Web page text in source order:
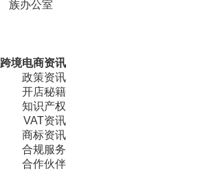
族办公室
跨境电商资讯
政策资讯
开店秘籍
知识产权
VAT资讯
商标资讯
合规服务
合作伙伴